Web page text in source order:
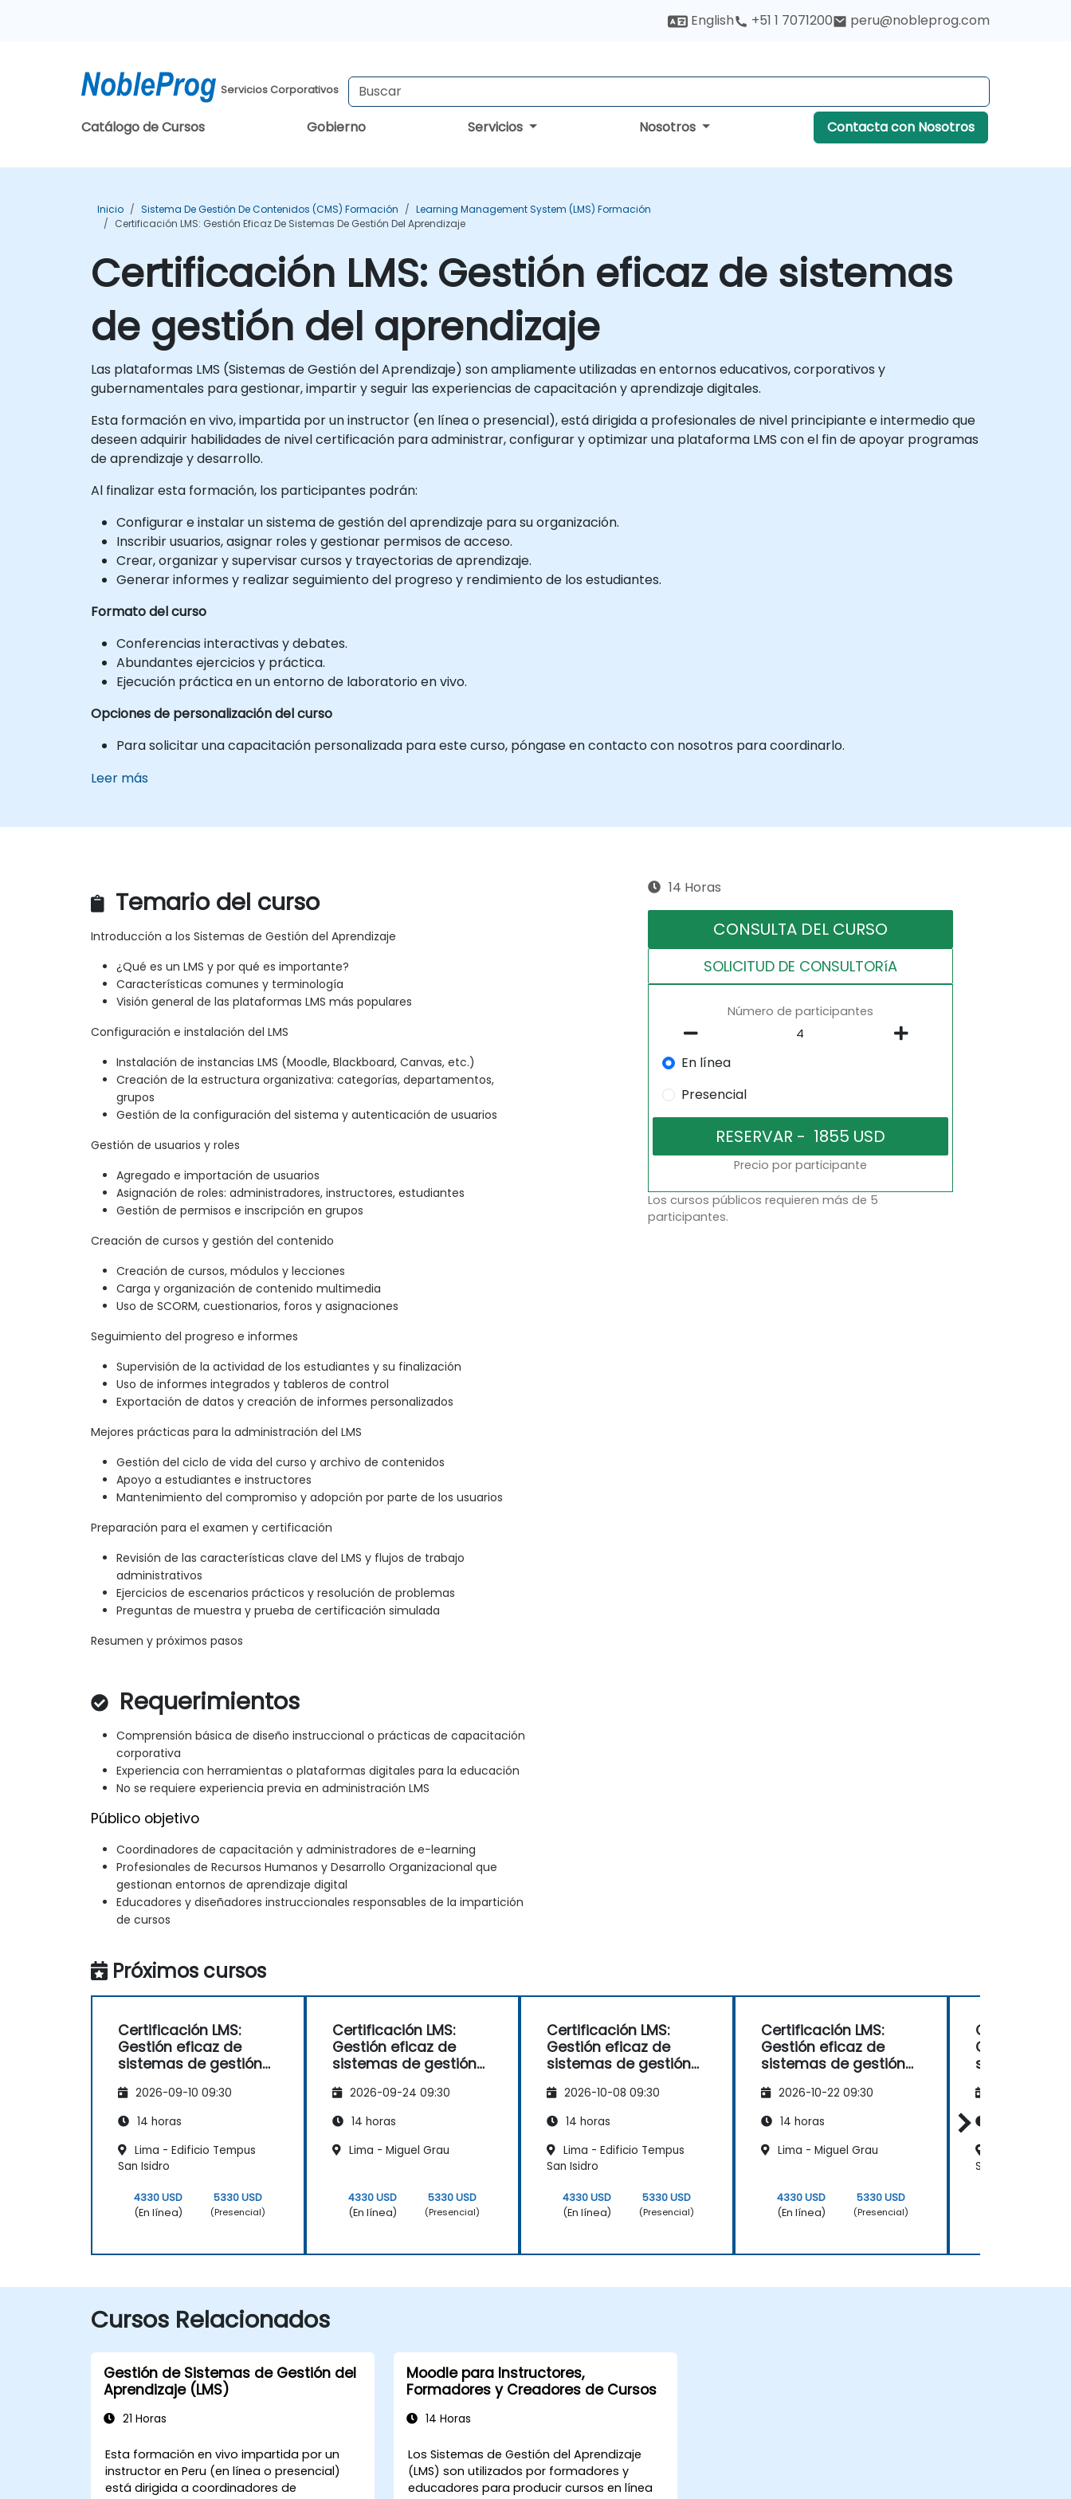
English +51 1 7071200 peru@nobleprog.com
Servicios Corporativos
Catálogo de Cursos Gobierno Servicios Nosotros Contacta con Nosotros
Inicio Sistema De Gestión De Contenidos (CMS) Formación
Learning Management System (LMS) Formación
Certificación LMS: Gestión Eficaz De Sistemas De Gestión Del Aprendizaje
Certificación LMS: Gestión eficaz de sistemas
de gestión del aprendizaje
Las plataformas LMS (Sistemas de Gestión del Aprendizaje) son ampliamente utilizadas en entornos educativos, corporativos y
gubernamentales para gestionar, impartir y seguir las experiencias de capacitación y aprendizaje digitales.
Esta formación en vivo, impartida por un instructor (en línea o presencial), está dirigida a profesionales de nivel principiante e intermedio que
deseen adquirir habilidades de nivel certificación para administrar, configurar y optimizar una plataforma LMS con el fin de apoyar programas
de aprendizaje y desarrollo.
Al finalizar esta formación, los participantes podrán:
Configurar e instalar un sistema de gestión del aprendizaje para su organización.
Inscribir usuarios, asignar roles y gestionar permisos de acceso.
Crear, organizar y supervisar cursos y trayectorias de aprendizaje.
Generar informes y realizar seguimiento del progreso y rendimiento de los estudiantes.
Formato del curso
Conferencias interactivas y debates.
Abundantes ejercicios y práctica.
Ejecución práctica en un entorno de laboratorio en vivo.
Opciones de personalización del curso
Para solicitar una capacitación personalizada para este curso, póngase en contacto con nosotros para coordinarlo.
Leer más
Temario del curso
Introducción a los Sistemas de Gestión del Aprendizaje
¿Qué es un LMS y por qué es importante?
Características comunes y terminología
Visión general de las plataformas LMS más populares
Configuración e instalación del LMS
Instalación de instancias LMS (Moodle, Blackboard, Canvas, etc.)
Creación de la estructura organizativa: categorías, departamentos,
grupos
Gestión de la configuración del sistema y autenticación de usuarios
Gestión de usuarios y roles
Agregado e importación de usuarios
Asignación de roles: administradores, instructores, estudiantes
Gestión de permisos e inscripción en grupos
Creación de cursos y gestión del contenido
Creación de cursos, módulos y lecciones
Carga y organización de contenido multimedia
Uso de SCORM, cuestionarios, foros y asignaciones
Seguimiento del progreso e informes
Supervisión de la actividad de los estudiantes y su finalización
Uso de informes integrados y tableros de control
Exportación de datos y creación de informes personalizados
Mejores prácticas para la administración del LMS
Gestión del ciclo de vida del curso y archivo de contenidos
Apoyo a estudiantes e instructores
Mantenimiento del compromiso y adopción por parte de los usuarios
Preparación para el examen y certificación
Revisión de las características clave del LMS y flujos de trabajo
administrativos
Ejercicios de escenarios prácticos y resolución de problemas
Preguntas de muestra y prueba de certificación simulada
Resumen y próximos pasos
Requerimientos
Comprensión básica de diseño instruccional o prácticas de capacitación
corporativa
Experiencia con herramientas o plataformas digitales para la educación
No se requiere experiencia previa en administración LMS
Público objetivo
Coordinadores de capacitación y administradores de e-learning
Profesionales de Recursos Humanos y Desarrollo Organizacional que
gestionan entornos de aprendizaje digital
Educadores y diseñadores instruccionales responsables de la impartición
de cursos
14 Horas
CONSULTA DEL CURSO
SOLICITUD DE CONSULTORíA
Número de participantes
En línea
Presencial
Precio por participante
Los cursos públicos requieren más de 5
participantes.
Próximos cursos
Certificación LMS:
Gestión eficaz de
sistemas de gestión
2026-09-10 09:30
14 horas
Lima - Edificio Tempus
San Isidro
4330 USD
(En línea)
5330 USD
(Presencial)
Certificación LMS:
Gestión eficaz de
sistemas de gestión
2026-09-24 09:30
14 horas
Lima - Miguel Grau
4330 USD
(En línea)
5330 USD
(Presencial)
Certificación LMS:
Gestión eficaz de
sistemas de gestión
2026-10-08 09:30
14 horas
Lima - Edificio Tempus
San Isidro
4330 USD
(En línea)
5330 USD
(Presencial)
Certificación LMS:
Gestión eficaz de
sistemas de gestión
2026-10-22 09:30
14 horas
Lima - Miguel Grau
4330 USD
(En línea)
5330 USD
(Presencial)
Certificación
Gestión
sistemas de
San Isidro
Cursos Relacionados
Gestión de Sistemas de Gestión del
Aprendizaje (LMS)
21 Horas
Esta formación en vivo impartida por un
instructor en Peru (en línea o presencial)
está dirigida a coordinadores de
Moodle para Instructores,
Formadores y Creadores de Cursos
14 Horas
Los Sistemas de Gestión del Aprendizaje
(LMS) son utilizados por formadores y
educadores para producir cursos en línea